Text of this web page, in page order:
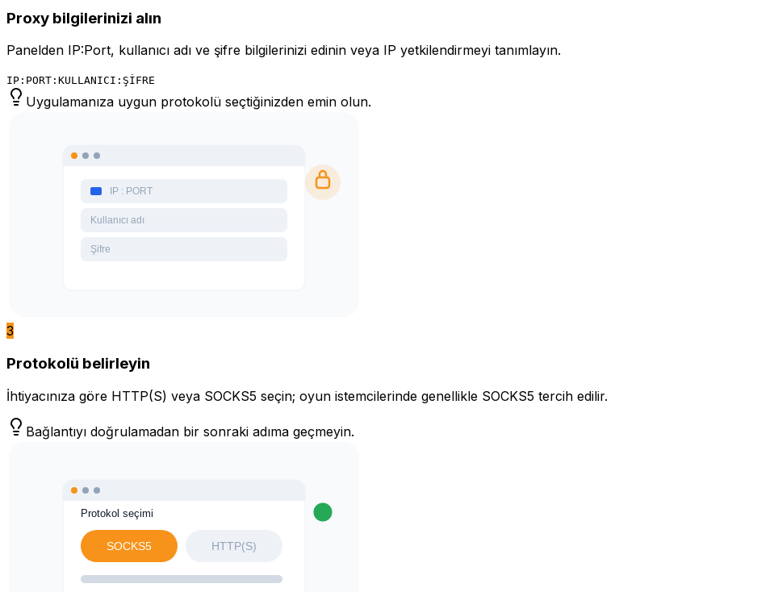
Proxy bilgilerinizi alın
Panelden IP:Port, kullanıcı adı ve şifre bilgilerinizi edinin veya IP yetkilendirmeyi tanımlayın.
IP:PORT:KULLANICI:ŞİFRE
Uygulamanıza uygun protokolü seçtiğinizden emin olun.
3
Protokolü belirleyin
İhtiyacınıza göre HTTP(S) veya SOCKS5 seçin; oyun istemcilerinde genellikle SOCKS5 tercih edilir.
Bağlantıyı doğrulamadan bir sonraki adıma geçmeyin.